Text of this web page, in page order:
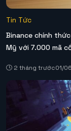
Tin Tức
Binance chính
Mỹ với 7.000 mã
2 tháng trước01/